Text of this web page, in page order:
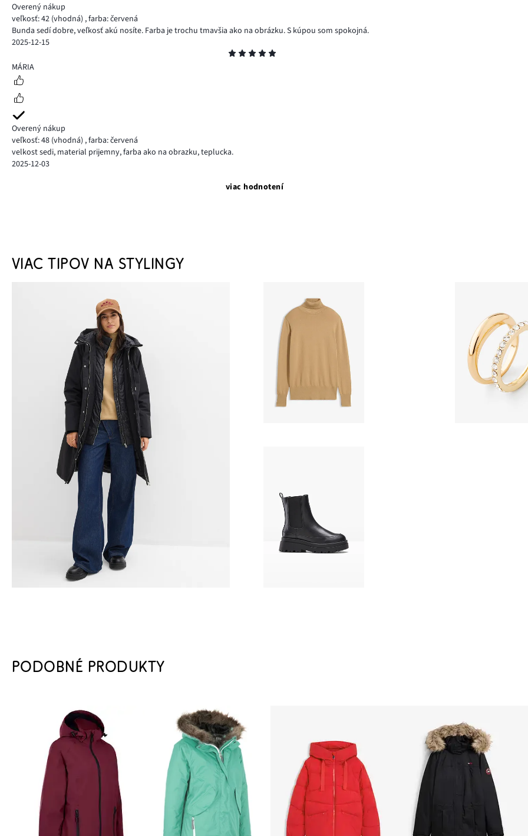
Overený nákup
veľkosť: 42 (vhodná) ,farba: červená
Bunda sedí dobre, veľkosť akú nosíte. Farba je trochu tmavšia ako na obrázku. S kúpou som spokojná.
2025-12-15
5
MÁRIA
Overený nákup
veľkosť: 48 (vhodná) ,farba: červená
velkost sedi, material prijemny, farba ako na obrazku, teplucka.
2025-12-03
viac hodnotení
VIAC TIPOV NA STYLINGY
PODOBNÉ PRODUKTY